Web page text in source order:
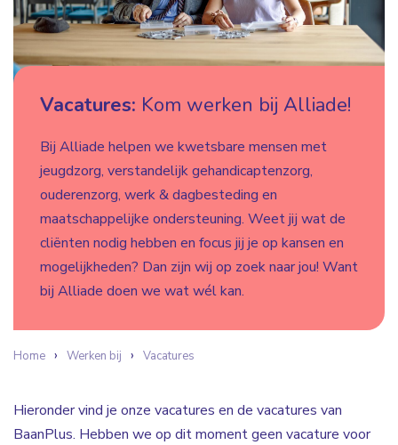
Vacatures: Kom werken bij Alliade!
Bij Alliade helpen we kwetsbare mensen met
jeugdzorg, verstandelijk gehandicaptenzorg,
ouderenzorg, werk & dagbesteding en
maatschappelijke ondersteuning. Weet jij wat de
cliënten nodig hebben en focus jij je op kansen en
mogelijkheden? Dan zijn wij op zoek naar jou! Want
bij Alliade doen we wat wél kan.
Home Werken bij Vacatures
Hieronder vind je onze vacatures en de vacatures van
BaanPlus. Hebben we op dit moment geen vacature voor